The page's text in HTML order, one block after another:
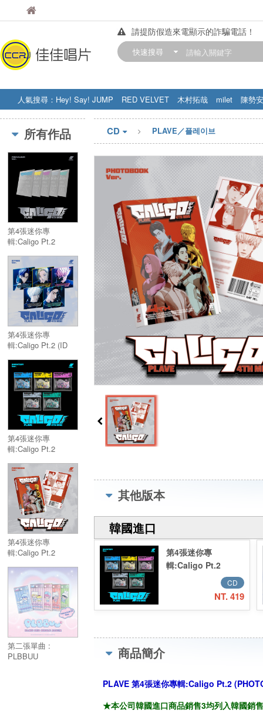
佳佳唱片
請提防假造來電顯示的詐騙電話！
【中華門市營業時間調整公告】
快速搜尋
人氣搜尋： Hey! Say! JUMP RED VELVET 木村拓哉 milet
陳勢安
STRAY KIDS
盧廣仲 周杰伦
所有作品
第4張迷你專
輯:Caligo Pt.2
／4th Mini
Album:Caligo Pt.2
(POCAALBUM Ver.)
第4張迷你專
輯:Caligo Pt.2 (ID
Mini Album:Caligo
Pt.2 (ID PASS Ver.)
第4張迷你專
輯:Caligo Pt.2
／4th Mini
Album:Caligo Pt.2
(INVENTORY Ver.)
第4張迷你專
輯:Caligo Pt.2
VER.)／4th Mini
Album:Caligo Pt.2
(PHOTOBOOK
VER.)
第二張單曲 :
PLBBUU
CD PLAVE／플레이브
其他版本
韓國進口
第4張迷你專
輯:Caligo Pt.2
(INVENTORY Ver.)
Album:Caligo Pt.2
CD
NT. 419
商品簡介
PLAVE 第4張迷你專輯:Caligo Pt.2
★本公司韓國進口商品銷售3均列入韓國銷